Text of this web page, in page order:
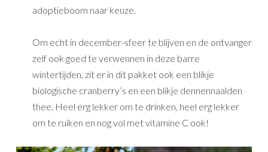
adoptieboom naar keuze.
Om echt in december-sfeer te blijven en de ontvanger
zelf ook goed te verwennen in deze barre
wintertijden, zit er in dit pakket ook een blikje
biologische cranberry’s en een blikje dennennaalden
thee. Heel erg lekker om te drinken, heel erg lekker
om te ruiken en nog vol met vitamine C ook!